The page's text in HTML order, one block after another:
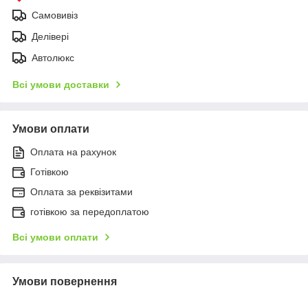
Самовивіз
Делівері
Автолюкс
Всі умови доставки
Умови оплати
Оплата на рахунок
Готівкою
Оплата за реквізитами
готівкою за передоплатою
Всі умови оплати
Умови повернення